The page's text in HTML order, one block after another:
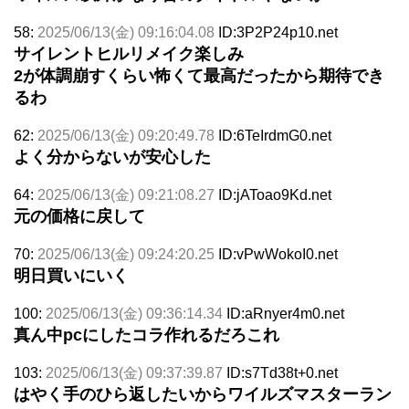
58: 2025/06/13(金) 09:16:04.08 ID:3P2P24p10.net
サイレントヒルリメイク楽しみ
2が体調崩すくらい怖くて最高だったから期待でき
るわ
62: 2025/06/13(金) 09:20:49.78 ID:6TeIrdmG0.net
よく分からないが安心した
64: 2025/06/13(金) 09:21:08.27 ID:jAToao9Kd.net
元の価格に戻して
70: 2025/06/13(金) 09:24:20.25 ID:vPwWokoI0.net
明日買いにいく
100: 2025/06/13(金) 09:36:14.34 ID:aRnyer4m0.net
真ん中pcにしたコラ作れるだろこれ
103: 2025/06/13(金) 09:37:39.87 ID:s7Td38t+0.net
はやく手のひら返したいからワイルズマスターラン